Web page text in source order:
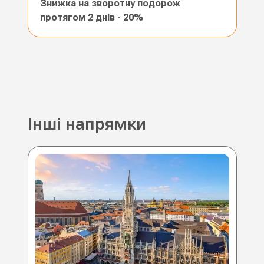
Знижка на зворотну подорож
протягом 2 днів - 20%
Інші напрямки